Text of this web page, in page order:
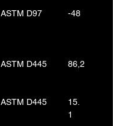
ASTM D97 -48
ASTM D445 86,2
ASTM D445
15.
1